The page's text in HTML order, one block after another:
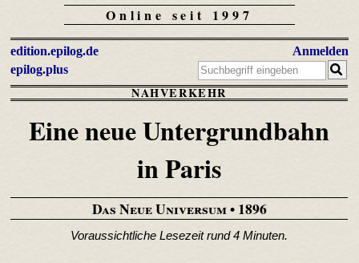
Online seit 1997
edition.epilog.de
epilog.plus
Anmelden
NAHVERKEHR
Eine neue Untergrundbahn
in Paris
Das Neue Universum• 1896
Voraussichtliche Lesezeit rund 4 Minuten.